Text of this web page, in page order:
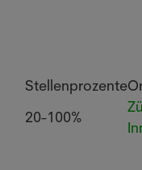
Stellenprozente
20-100%